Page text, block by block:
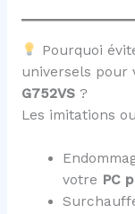
Pourquoi
universels pour
G752VS?
Les imitations
votre PC